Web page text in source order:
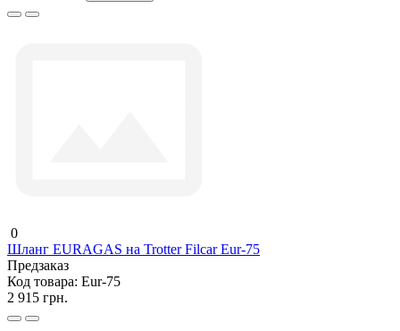
0
Шланг EURAGAS на Trotter Filcar Еur-75
Предзаказ
Код товара: Еur-75
2 915 грн.